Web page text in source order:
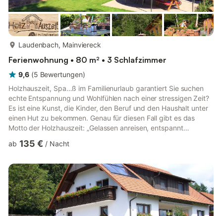
Laudenbach, Mainviereck
Ferienwohnung • 80 m² • 3 Schlafzimmer
9,6 (5 Bewertungen)
Holzhauszeit, Spa…ß im Familienurlaub garantiert Sie suchen
echte Entspannung und Wohlfühlen nach einer stressigen Zeit?
Es ist eine Kunst, die Kinder, den Beruf und den Haushalt unter
einen Hut zu bekommen. Genau für diesen Fall gibt es das
Motto der Holzhauszeit: „Gelassen anreisen, entspannt
unabhängig vom Alter und Wetterkapriolen Freude am Spiel
sie sich draußen im grünen Garten entspannen können oder mit
viel Stamm-Holz über dem Kopf in einem urigen Haus di...
ab 135 € / Nacht